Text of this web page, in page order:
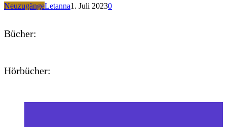
NeuzugängeLetanna1. Juli 20230
Bücher:
Hörbücher: